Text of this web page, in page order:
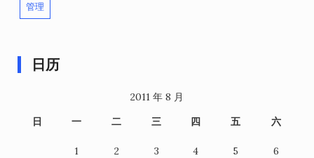
管理
日历
2011 年 8 月
日
一 二 三 四 五 六
1 2 3 4 5 6